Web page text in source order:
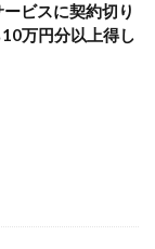
ビスに契約切り
万円分以上得し